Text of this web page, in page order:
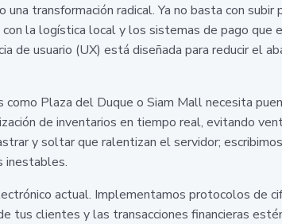
transformación radical. Ya no basta con
la logística local y los sistemas de pago que
de usuario (UX) está diseñada para reducir el
Plaza del Duque o Siam Mall necesita
de inventarios en tiempo real, evitando
y soltar que ralentizan el servidor;
inestables.
actual. Implementamos protocolos de
tus clientes y las transacciones financieras